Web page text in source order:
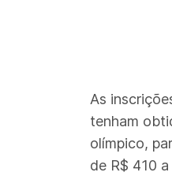
As
tenham
olímpico,
de R$ 410